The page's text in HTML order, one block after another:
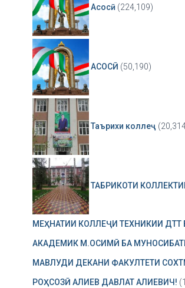
Асосӣ (224,109)
АСОСӢ (50,190)
Таърихи коллеҷ
ТАБРИКОТИ
МЕҲНАТИИ КОЛЛЕҶИ ТЕХНИКИИ ДТТ
АКАДЕМИК М.ОСИМӢ БА
МАВЛУДИ ДЕКАНИ ФАКУЛТЕТИ
РОҲСОЗӢ АЛИЕВ ДАВЛАТ АЛИЕВИЧ!